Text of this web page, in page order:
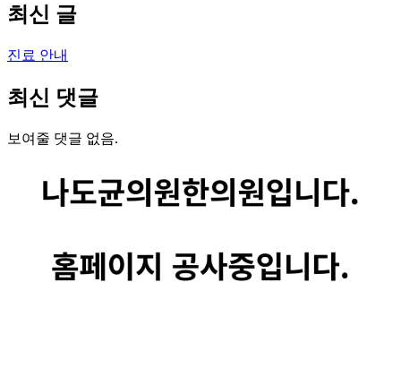
최신 글
진료 안내
최신 댓글
보여줄 댓글 없음.